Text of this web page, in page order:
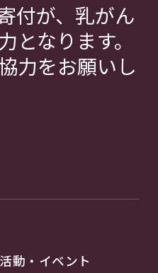
付が、乳がん
となります。
力をお願いし
活動・イベント